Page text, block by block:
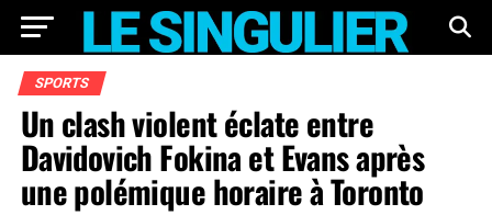
SPORTS
Un clash violent éclate entre
Davidovich Fokina et Evans après
une polémique horaire à Toronto